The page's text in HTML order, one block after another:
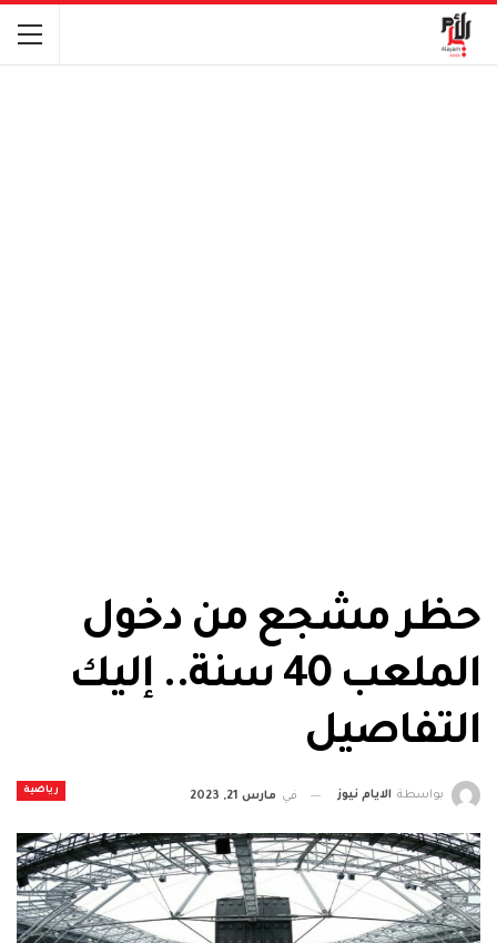
حظر مشجع من دخول
الملعب 40 سنة.. إليك
التفاصيل
رياضية بواسطة الايام نيوز في مارس 21, 2023